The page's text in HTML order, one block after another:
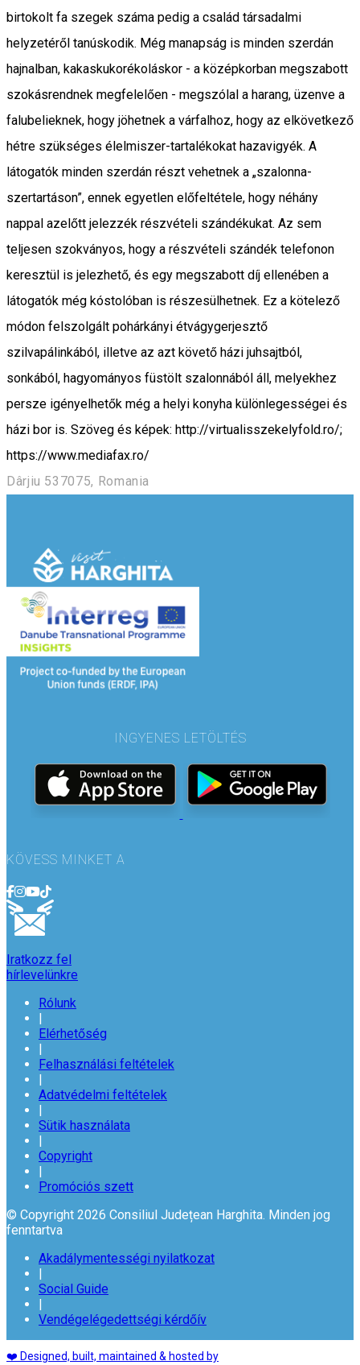
birtokolt fa szegek száma pedig a család társadalmi
helyzetéről tanúskodik. Még manapság is minden szerdán
hajnalban, kakaskukorékoláskor - a középkorban megszabott
szokásrendnek megfelelően - megszólal a harang, üzenve a
falubelieknek, hogy jöhetnek a várfalhoz, hogy az elkövetkező
hétre szükséges élelmiszer-tartalékokat hazavigyék. A
látogatók minden szerdán részt vehetnek a „szalonna-
szertartáson”, ennek egyetlen előfeltétele, hogy néhány
nappal azelőtt jelezzék részvételi szándékukat. Az sem
teljesen szokványos, hogy a részvételi szándék telefonon
keresztül is jelezhető, és egy megszabott díj ellenében a
látogatók még kóstolóban is részesülhetnek. Ez a kötelező
módon felszolgált pohárkányi étvágygerjesztő
szilvapálinkából, illetve az azt követő házi juhsajtból,
sonkából, hagyományos füstölt szalonnából áll, melyekhez
persze igényelhetők még a helyi konyha különlegességei és
házi bor is. Szöveg és képek: http://virtualisszekelyfold.ro/;
https://www.mediafax.ro/
Dârjiu 537075, Romania
INGYENES LETÖLTÉS
KÖVESS MINKET A
Iratkozz fel
hírlevelünkre
Rólunk
|
Elérhetőség
|
Felhasználási feltételek
|
Adatvédelmi feltételek
|
Sütik használata
|
Copyright
|
Promóciós szett
© Copyright 2026 Consiliul Județean Harghita. Minden jog
fenntartva
Akadálymentességi nyilatkozat
|
Social Guide
|
Vendégelégedettségi kérdőív
❤️ Designed, built, maintained & hosted by